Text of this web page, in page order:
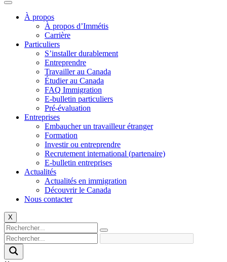
À propos
À propos d’Immétis
Carrière
Particuliers
S’installer durablement
Entreprendre
Travailler au Canada
Étudier au Canada
FAQ Immigration
E-bulletin particuliers
Pré-évaluation
Entreprises
Embaucher un travailleur étranger
Formation
Investir ou entreprendre
Recrutement international (partenaire)
E-bulletin entreprises
Actualités
Actualités en immigration
Découvrir le Canada
Nous contacter
X